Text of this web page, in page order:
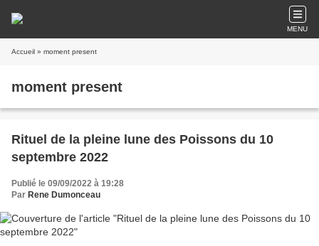
MENU
Accueil » moment present
moment present
Rituel de la pleine lune des Poissons du 10
septembre 2022
Publié le 09/09/2022 à 19:28
Par Rene Dumonceau